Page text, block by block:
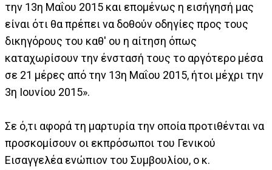
την 13η Μαΐου 2015 και επομένως η εισήγησή μας
είναι ότι θα πρέπει να δοθούν οδηγίες προς τους
δικηγόρους του καθ' ου η αίτηση όπως
καταχωρίσουν την ένστασή τους το αργότερο μέσα
σε 21 μέρες από την 13η Μαΐου 2015, ήτοι μέχρι την
3η Ιουνίου 2015».
Σε ό,τι αφορά τη μαρτυρία την οποία προτιθένται να
προσκομίσουν οι εκπρόσωποι του Γενικού
Εισαγγελέα ενώπιον του Συμβουλίου, ο κ.